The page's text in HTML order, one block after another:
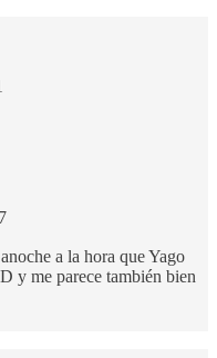
a la hora que Yago
y me parece también bien